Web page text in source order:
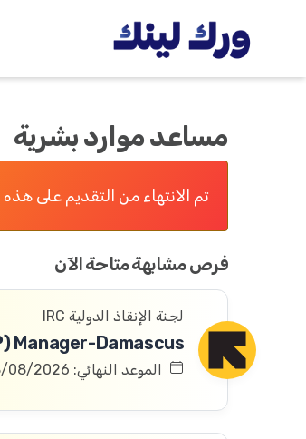
مساعد موارد بشرية
تم الانتهاء من التقديم على
فرص مشابهة متاحة الآن
لجنة الإنقاذ الدولية IRC
الموعد النهائي: 08/08/2026